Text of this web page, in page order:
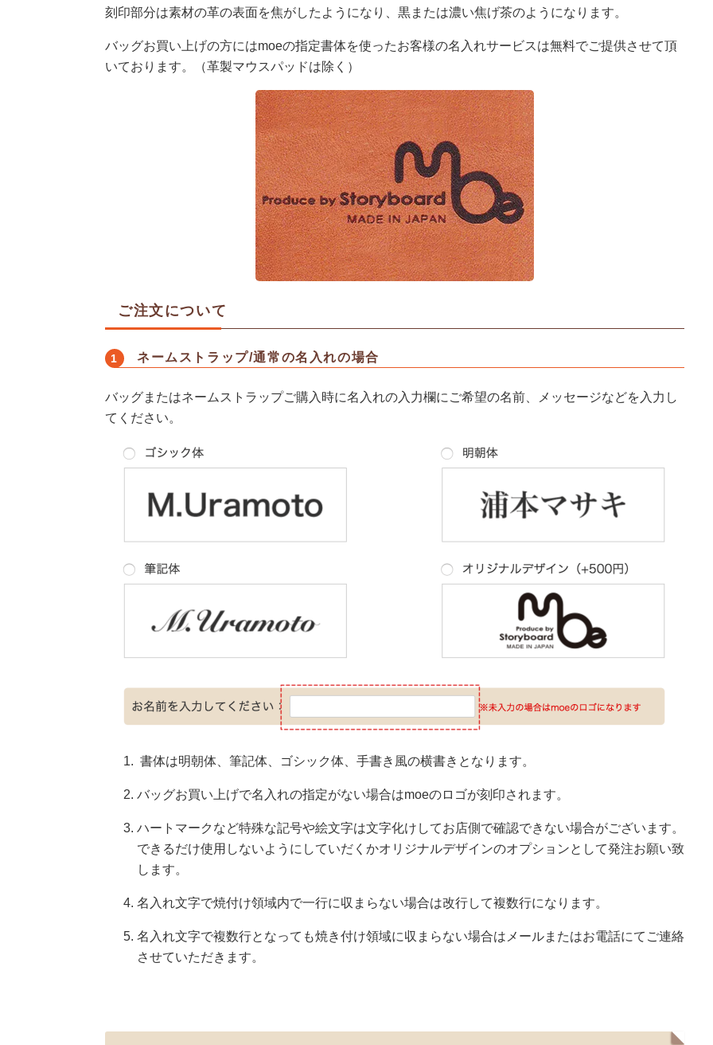
刻印部分は素材の革の表面を焦がしたようになり、黒または濃い焦げ茶のようになります。
バッグお買い上げの方にはmoeの指定書体を使ったお客様の名入れサービスは無料でご提供させて頂
いております。（革製マウスパッドは除く）
ご注文について
ネームストラップ/通常の名入れの場合
バッグまたはネームストラップご購入時に名入れの入力欄にご希望の名前、メッセージなどを入力し
てください。
書体は明朝体、筆記体、ゴシック体、 手書き風の横書きとなります。
バッグお買い上げで名入れの指定がない場合はmoeのロゴが刻印されます。
ハートマークなど特殊な記号や絵文字は文字化けしてお店側で確認できない場合がございます。
できるだけ使用しないようにしていだくかオリジナルデザインのオプションとして発注お願い致
します。
名入れ文字で焼付け領域内で一行に収まらない場合は改行して複数行になります。
名入れ文字で複数行となっても焼き付け領域に収まらない場合はメールまたはお電話にてご連絡
させていただきます。